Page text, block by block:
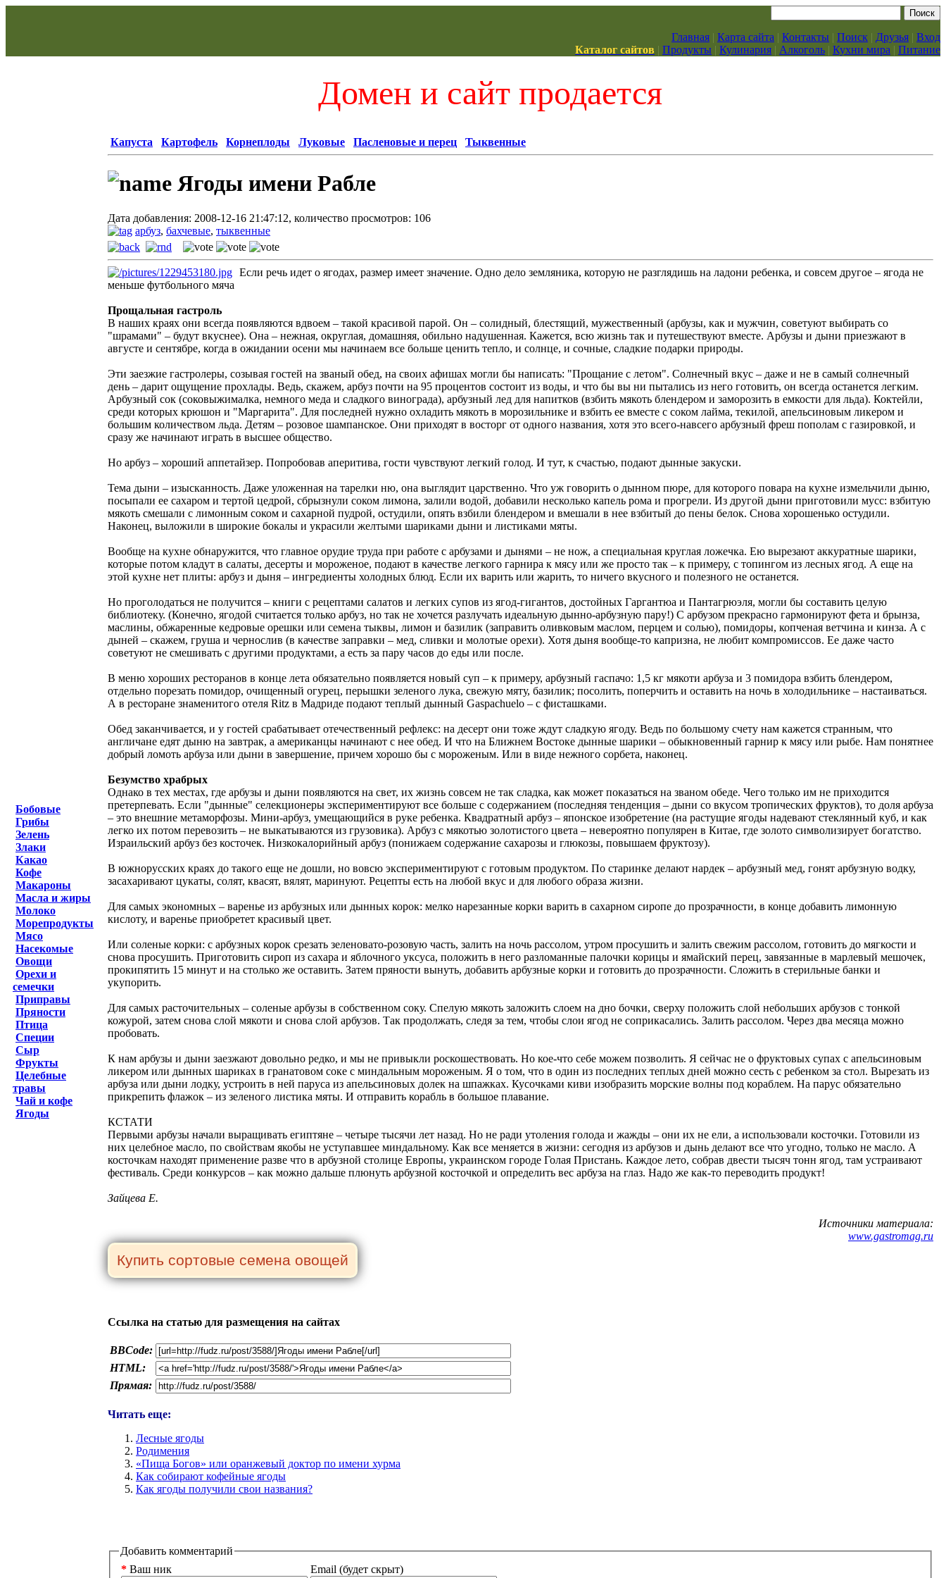
Главная | Карта сайта | Контакты | Поиск | Друзья | Вход
Каталог сайтов | Продукты | Кулинария | Алкоголь | Кухни мира | Питание
Домен и сайт продается
Бобовые
Грибы
Зелень
Злаки
Какао
Кофе
Макароны
Масла и жиры
Молоко
Морепродукты
Мясо
Насекомые
Овощи
Орехи и
семечки
Приправы
Пряности
Птица
Специи
Сыр
Фрукты
Целебные
травы
Чай и кофе
Ягоды
Капуста Картофель Корнеплоды Луковые Пасленовые и перец Тыквенные
Ягоды имени Рабле
Дата добавления: 2008-12-16 21:47:12, количество просмотров: 106
арбуз, бахчевые, тыквенные
Если речь идет о ягодах, размер имеет значение. Одно дело земляника, которую не разглядишь на ладони ребенка, и совсем другое – ягода не
меньше футбольного мяча
Прощальная гастроль
В наших краях они всегда появляются вдвоем – такой красивой парой. Он – солидный, блестящий, мужественный (арбузы, как и мужчин, советуют выбирать со
"шрамами" – будут вкуснее). Она – нежная, округлая, домашняя, обильно надушенная. Кажется, всю жизнь так и путешествуют вместе. Арбузы и дыни приезжают в
августе и сентябре, когда в ожидании осени мы начинаем все больше ценить тепло, и солнце, и сочные, сладкие подарки природы.
Эти заезжие гастролеры, созывая гостей на званый обед, на своих афишах могли бы написать: "Прощание с летом". Солнечный вкус – даже и не в самый солнечный
день – дарит ощущение прохлады. Ведь, скажем, арбуз почти на 95 процентов состоит из воды, и что бы вы ни пытались из него готовить, он всегда останется легким.
Арбузный сок (соковыжималка, немного меда и сладкого винограда), арбузный лед для напитков (взбить мякоть блендером и заморозить в емкости для льда). Коктейли,
среди которых крюшон и "Маргарита". Для последней нужно охладить мякоть в морозильнике и взбить ее вместе с соком лайма, текилой, апельсиновым ликером и
большим количеством льда. Детям – розовое шампанское. Они приходят в восторг от одного названия, хотя это всего-навсего арбузный фреш пополам с газировкой, и
сразу же начинают играть в высшее общество.
Но арбуз – хороший аппетайзер. Попробовав аперитива, гости чувствуют легкий голод. И тут, к счастью, подают дынные закуски.
Тема дыни – изысканность. Даже уложенная на тарелки ню, она выглядит царственно. Что уж говорить о дынном пюре, для которого повара на кухне измельчили дыню,
посыпали ее сахаром и тертой цедрой, сбрызнули соком лимона, залили водой, добавили несколько капель рома и прогрели. Из другой дыни приготовили мусс: взбитую
мякоть смешали с лимонным соком и сахарной пудрой, остудили, опять взбили блендером и вмешали в нее взбитый до пены белок. Снова хорошенько остудили.
Наконец, выложили в широкие бокалы и украсили желтыми шариками дыни и листиками мяты.
Вообще на кухне обнаружится, что главное орудие труда при работе с арбузами и дынями – не нож, а специальная круглая ложечка. Ею вырезают аккуратные шарики,
которые потом кладут в салаты, десерты и мороженое, подают в качестве легкого гарнира к мясу или же просто так – к примеру, с топингом из лесных ягод. А еще на
этой кухне нет плиты: арбуз и дыня – ингредиенты холодных блюд. Если их варить или жарить, то ничего вкусного и полезного не останется.
Но проголодаться не получится – книги с рецептами салатов и легких супов из ягод-гигантов, достойных Гаргантюа и Пантагрюэля, могли бы составить целую
библиотеку. (Конечно, ягодой считается только арбуз, но так не хочется разлучать идеальную дынно-арбузную пару!) С арбузом прекрасно гармонируют фета и брынза,
маслины, обжаренные кедровые орешки или семена тыквы, лимон и базилик (заправить оливковым маслом, перцем и солью), помидоры, копченая ветчина и кинза. А с
дыней – скажем, груша и чернослив (в качестве заправки – мед, сливки и молотые орехи). Хотя дыня вообще-то капризна, не любит компромиссов. Ее даже часто
советуют не смешивать с другими продуктами, а есть за пару часов до еды или после.
В меню хороших ресторанов в конце лета обязательно появляется новый суп – к примеру, арбузный гаспачо: 1,5 кг мякоти арбуза и 3 помидора взбить блендером,
отдельно порезать помидор, очищенный огурец, перышки зеленого лука, свежую мяту, базилик; посолить, поперчить и оставить на ночь в холодильнике – настаиваться.
А в ресторане знаменитого отеля Ritz в Мадриде подают теплый дынный Gaspachuelo – с фисташками.
Обед заканчивается, и у гостей срабатывает отечественный рефлекс: на десерт они тоже ждут сладкую ягоду. Ведь по большому счету нам кажется странным, что
англичане едят дыню на завтрак, а американцы начинают с нее обед. И что на Ближнем Востоке дынные шарики – обыкновенный гарнир к мясу или рыбе. Нам понятнее
добрый ломоть арбуза или дыни в завершение, причем хорошо бы с мороженым. Или в виде нежного сорбета, наконец.
Безумство храбрых
Однако в тех местах, где арбузы и дыни появляются на свет, их жизнь совсем не так сладка, как может показаться на званом обеде. Чего только им не приходится
претерпевать. Если "дынные" селекционеры экспериментируют все больше с содержанием (последняя тенденция – дыни со вкусом тропических фруктов), то доля арбуза
– это внешние метаморфозы. Мини-арбуз, умещающийся в руке ребенка. Квадратный арбуз – японское изобретение (на растущие ягоды надевают стеклянный куб, и как
легко их потом перевозить – не выкатываются из грузовика). Арбуз с мякотью золотистого цвета – невероятно популярен в Китае, где золото символизирует богатство.
Израильский арбуз без косточек. Низкокалорийный арбуз (понижаем содержание сахарозы и глюкозы, повышаем фруктозу).
В южнорусских краях до такого еще не дошли, но вовсю экспериментируют с готовым продуктом. По старинке делают нардек – арбузный мед, гонят арбузную водку,
засахаривают цукаты, солят, квасят, вялят, маринуют. Рецепты есть на любой вкус и для любого образа жизни.
Для самых экономных – варенье из арбузных или дынных корок: мелко нарезанные корки варить в сахарном сиропе до прозрачности, в конце добавить лимонную
кислоту, и варенье приобретет красивый цвет.
Или соленые корки: с арбузных корок срезать зеленовато-розовую часть, залить на ночь рассолом, утром просушить и залить свежим рассолом, готовить до мягкости и
снова просушить. Приготовить сироп из сахара и яблочного уксуса, положить в него разломанные палочки корицы и ямайский перец, завязанные в марлевый мешочек,
прокипятить 15 минут и на столько же оставить. Затем пряности вынуть, добавить арбузные корки и готовить до прозрачности. Сложить в стерильные банки и
укупорить.
Для самых расточительных – соленые арбузы в собственном соку. Спелую мякоть заложить слоем на дно бочки, сверху положить слой небольших арбузов с тонкой
кожурой, затем снова слой мякоти и снова слой арбузов. Так продолжать, следя за тем, чтобы слои ягод не соприкасались. Залить рассолом. Через два месяца можно
пробовать.
К нам арбузы и дыни заезжают довольно редко, и мы не привыкли роскошествовать. Но кое-что себе можем позволить. Я сейчас не о фруктовых супах с апельсиновым
ликером или дынных шариках в гранатовом соке с миндальным мороженым. Я о том, что в один из последних теплых дней можно сесть с ребенком за стол. Вырезать из
арбуза или дыни лодку, устроить в ней паруса из апельсиновых долек на шпажках. Кусочками киви изобразить морские волны под кораблем. На парус обязательно
прикрепить флажок – из зеленого листика мяты. И отправить корабль в большое плавание.
КСТАТИ
Первыми арбузы начали выращивать египтяне – четыре тысячи лет назад. Но не ради утоления голода и жажды – они их не ели, а использовали косточки. Готовили из
них целебное масло, по свойствам якобы не уступавшее миндальному. Как все меняется в жизни: сегодня из арбузов и дынь делают все что угодно, только не масло. А
косточкам находят применение разве что в арбузной столице Европы, украинском городе Голая Пристань. Каждое лето, собрав двести тысяч тонн ягод, там устраивают
фестиваль. Среди конкурсов – как можно дальше плюнуть арбузной косточкой и определить вес арбуза на глаз. Надо же как-то переводить продукт!
Зайцева Е.
Источники материала:
www.gastromag.ru
Ссылка на статью для размещения на сайтах
BBCode:
HTML:
Прямая:
Читать еще:
Лесные ягоды
Родимения
«Пища Богов» или оранжевый доктор по имени хурма
Как собирают кофейные ягоды
Как ягоды получили свои названия?
Добавить комментарий
* Ваш ник Email (будет скрыт)